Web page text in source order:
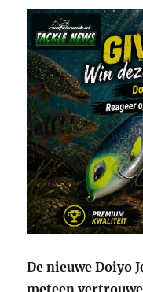
De nieuwe Doiyo
meteen